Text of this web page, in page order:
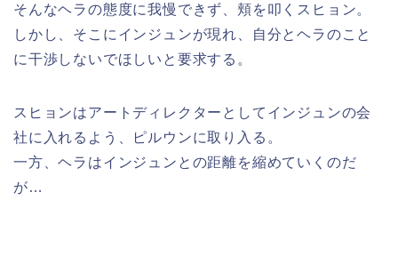
そんなヘラの態度に我慢できず、頬を叩くスヒョン。
しかし、そこにインジュンが現れ、自分とヘラのこと
に干渉しないでほしいと要求する。
スヒョンはアートディレクターとしてインジュンの会
社に入れるよう、ピルウンに取り入る。
一方、ヘラはインジュンとの距離を縮めていくのだ
が…